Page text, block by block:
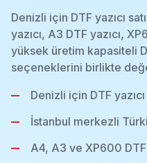
Denizli için DTF yazıcı
yazıcı, A3 DTF yazıcı,
yüksek üretim kapasiteli
seçeneklerini birlikte
Denizli için DTF yazıcı
İstanbul merkezli
A4, A3 ve XP600